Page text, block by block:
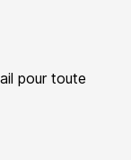
pour toute